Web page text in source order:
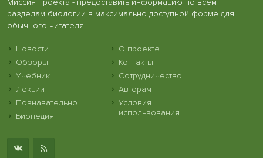
Миссия проекта - предоставить информацию по всем
разделам биологии в максимально доступной форме для
обычного читателя.
Новости
Обзоры
Учебник
Лекции
Познавательно
Биопедия
О проекте
Контакты
Сотрудничество
Авторам
Условия
использования